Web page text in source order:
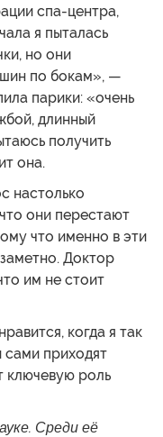
спа-центра,
я пыталась
но они
по бокам», —
парики: «очень
длинный
получить
она.
настолько
они перестают
что именно в эти
Доктор
им не стоит
когда я так
сами приходят
ключевую роль
Среди её